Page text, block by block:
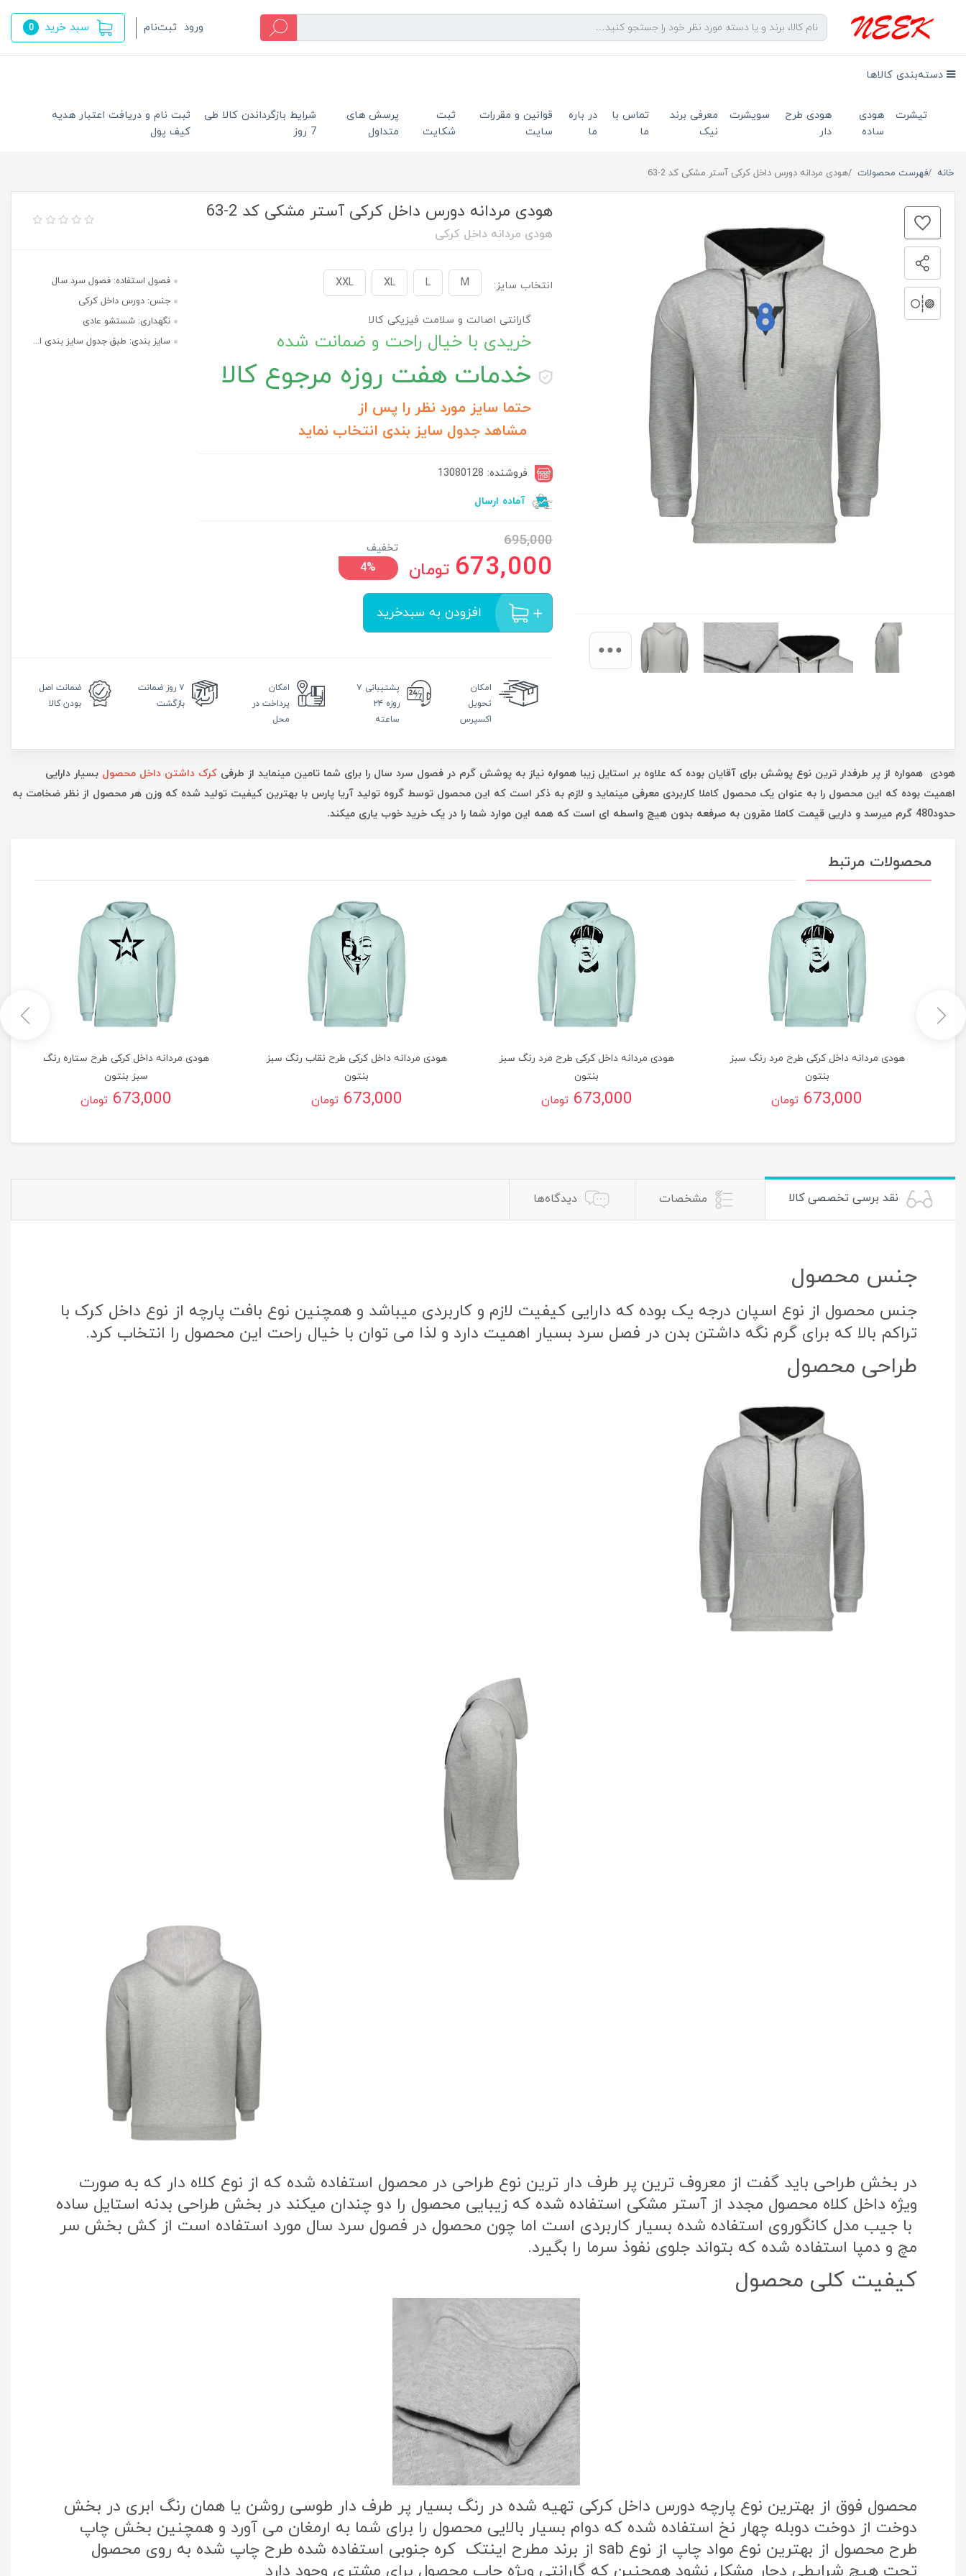
ورود ثبت‌نام سبد خرید 0
دسته‌بندی کالاها
تیشرت
هودی
ساده
هودی طرح
دار
سویشرت
معرفی برند
نیک
تماس با
ما
در باره
ما
قوانین و مقررات
سایت
ثبت
شکایت
پرسش های
متداول
شرایط بازگرداندن کالا طی
7 روز
ثبت نام و دریافت اعتبار هدیه
کیف پول
خانه فهرست محصولات هودی مردانه دورس داخل کرکی آستر مشکی کد 2-63
هودی مردانه دورس داخل کرکی آستر مشکی کد 2-63
هودی مردانه داخل کرکی
انتخاب سایز: M
L
XL
XXL
گارانتی اصالت و سلامت فیزیکی کالا
خریدی با خیال راحت و ضمانت شده
خدمات هفت روزه مرجوع کالا
حتما سایز مورد نظر را پس از
مشاهد جدول سایز بندی انتخاب نماید
فروشنده: 13080128
آماده ارسال
695,000
673,000 تومان
تخفیف
4%
افزودن به سبدخرید
فصول استفاده: فصول سرد سال
جنس: دورس داخل کرکی
نگهداری: شستشو عادی
سایز بندی: طبق جدول سایز بندی ا...
امکان
تحویل
اکسپرس
پشتیبانی ۷
روزه ۲۴
ساعته
امکان
پرداخت در
محل
۷ روز
ضمانت
بازگشت
ضمانت اصل
بودن کالا
هودی همواره از پر طرفدار ترین نوع پوشش برای آقایان بوده که علاوه بر استایل زیبا همواره نیاز به پوشش گرم در فصول سرد سال را برای شما تامین مینماید از طرفی کرک داشتن داخل محصول بسیار دارایی
اهمیت بوده که این محصول را به عنوان یک محصول کاملا کاربردی معرفی مینماید و لازم به ذکر است که این محصول توسط گروه تولید آریا پارس با بهترین کیفیت تولید شده که وزن هر محصول از نظر ضخامت به
حدود480 گرم میرسد و داریی قیمت کاملا مقرون به صرفعه بدون هیچ واسطه ای است که همه این موارد شما را در یک خرید خوب یاری میکند.
محصولات مرتبط
هودی مردانه داخل کرکی طرح مرد رنگ سبز
بنتون
673,000 تومان
هودی مردانه داخل کرکی طرح مرد رنگ سبز
بنتون
673,000 تومان
هودی مردانه داخل کرکی طرح نقاب رنگ سبز
بنتون
673,000 تومان
هودی مردانه داخل کرکی طرح ستاره رنگ
سبز بنتون
673,000 تومان
نقد برسی تخصصی کالا مشخصات دیدگاه‌ها
جنس محصول
جنس محصول از نوع اسپان درجه یک بوده که دارایی کیفیت لازم و کاربردی میباشد و همچنین نوع بافت پارچه از نوع داخل کرک با
تراکم بالا که برای گرم نگه داشتن بدن در فصل سرد بسیار اهمیت دارد و لذا می توان با خیال راحت این محصول را انتخاب کرد.
طراحی محصول
در بخش طراحی باید گفت از معروف ترین پر طرف دار ترین نوع طراحی در محصول استفاده شده که از نوع کلاه دار که به صورت
ویژه داخل کلاه محصول مجدد از آستر مشکی استفاده شده که زیبایی محصول را دو چندان میکند در بخش طراحی بدنه استایل ساده
با جیب مدل کانگوروی استفاده شده بسیار کاربردی است اما چون محصول در فصول سرد سال مورد استفاده است از کش بخش سر
مچ و دمپا استفاده شده که بتواند جلوی نفوذ سرما را بگیرد.
کیفیت کلی محصول
محصول فوق از بهترین نوع پارچه دورس داخل کرکی تهیه شده در رنگ بسیار پر طرف دار طوسی روشن یا همان رنگ ابری در بخش
دوخت از دوخت دوبله چهار نخ استفاده شده که دوام بسیار بالایی محصول را برای شما به ارمغان می آورد و همچنین بخش چاپ
طرح محصول از بهترین نوع مواد چاپ از نوع sab از برند مطرح اینتک کره جنوبی استفاده شده طرح چاپ شده به روی محصول
تحت هیچ شرایطی دچار مشکل نشود همچنین که گارانتی ویژه چاپ محصول برای مشتری وجود دارد